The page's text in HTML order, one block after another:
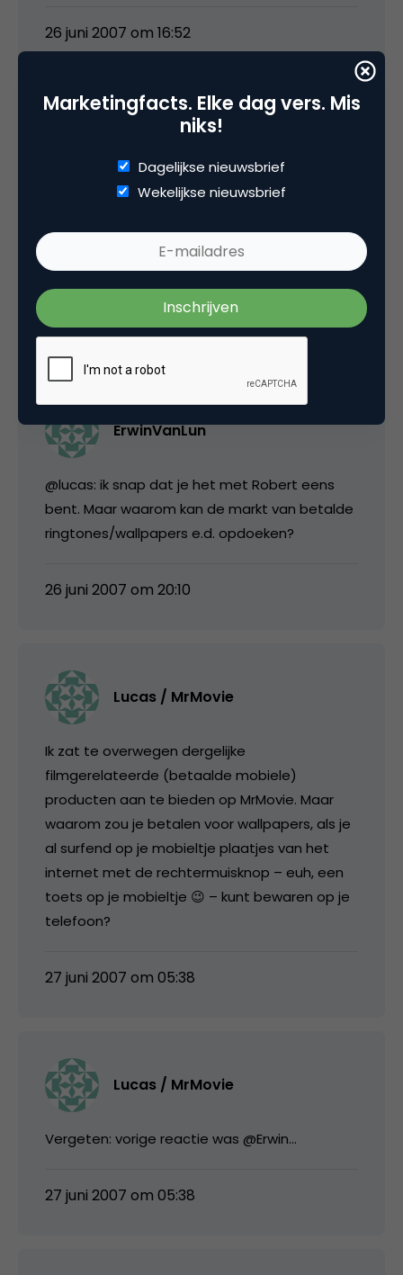
26 juni 2007 om 16:52
@Robert – yep, en met het toenemend
markt van (betaalde) ringtones/wallpapers
ed kunnen opdoeken. (Ik vind het niet erg)
26 juni 2007 om 17:00
ErwinVanLun
@lucas: ik snap dat je het met Robert eens
bent. Maar waarom kan de markt van betalde
ringtones/wallpapers e.d. opdoeken?
26 juni 2007 om 20:10
Lucas / MrMovie
Ik zat te overwegen dergelijke
filmgerelateerde (betaalde mobiele)
producten aan te bieden op MrMovie. Maar
waarom zou je betalen voor wallpapers, als je
al surfend op je mobieltje plaatjes van het
internet met de rechtermuisknop – euh, een
toets op je mobieltje 😉 – kunt bewaren op je
telefoon?
27 juni 2007 om 05:38
Lucas / MrMovie
Vergeten: vorige reactie was @Erwin…
27 juni 2007 om 05:38
Marketingfacts. Elke dag vers. Mis
niks!
Dagelijkse nieuwsbrief
Wekelijkse nieuwsbrief